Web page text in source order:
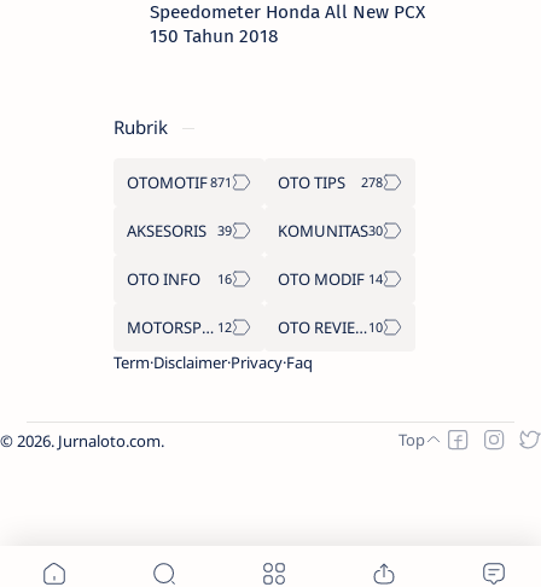
Speedometer Honda All New PCX
150 Tahun 2018
Rubrik
OTOMOTIF OTO TIPS
AKSESORIS KOMUNITAS
OTO INFO OTO MODIF
MOTORSPORT
OTO REVIEW
Term Disclaimer Privacy Faq
2026. Jurnaloto.com.